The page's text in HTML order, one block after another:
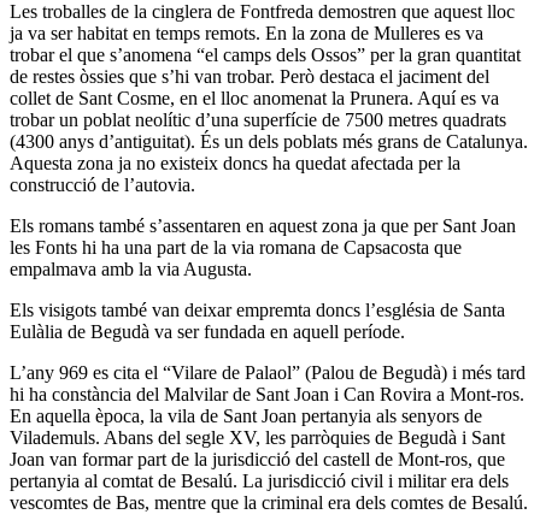
Les troballes de la cinglera de Fontfreda demostren que aquest lloc
ja va ser habitat en temps remots. En la zona de Mulleres es va
trobar el que s’anomena “el camps dels Ossos” per la gran quantitat
de restes òssies que s’hi van trobar. Però destaca el jaciment del
collet de Sant Cosme, en el lloc anomenat la Prunera. Aquí es va
trobar un poblat neolític d’una superfície de 7500 metres quadrats
(4300 anys d’antiguitat). És un dels poblats més grans de Catalunya.
Aquesta zona ja no existeix doncs ha quedat afectada per la
construcció de l’autovia.
Els romans també s’assentaren en aquest zona ja que per Sant Joan
les Fonts hi ha una part de la via romana de Capsacosta que
empalmava amb la via Augusta.
Els visigots també van deixar empremta doncs l’església de Santa
Eulàlia de Begudà va ser fundada en aquell període.
L’any 969 es cita el “Vilare de Palaol” (Palou de Begudà) i més tard
hi ha constància del Malvilar de Sant Joan i Can Rovira a Mont-ros.
En aquella època, la vila de Sant Joan pertanyia als senyors de
Vilademuls. Abans del segle XV, les parròquies de Begudà i Sant
Joan van formar part de la jurisdicció del castell de Mont-ros, que
pertanyia al comtat de Besalú. La jurisdicció civil i militar era dels
vescomtes de Bas, mentre que la criminal era dels comtes de Besalú.